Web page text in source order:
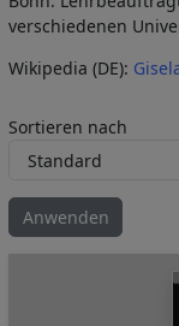
verschiedenen
Wikipedia (DE):
Sortieren nach